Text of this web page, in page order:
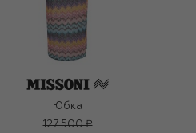
Юбка
127 500 ₽